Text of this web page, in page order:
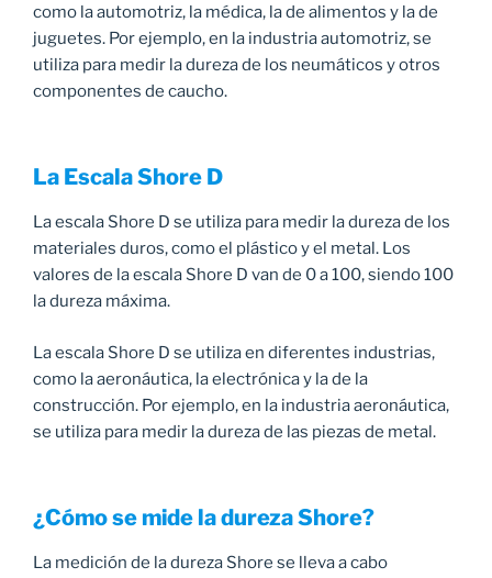
como la automotriz, la médica, la de alimentos y la de
juguetes. Por ejemplo, en la industria automotriz, se
utiliza para medir la dureza de los neumáticos y otros
componentes de caucho.
La Escala Shore D
La escala Shore D se utiliza para medir la dureza de los
materiales duros, como el plástico y el metal. Los
valores de la escala Shore D van de 0 a 100, siendo 100
la dureza máxima.
La escala Shore D se utiliza en diferentes industrias,
como la aeronáutica, la electrónica y la de la
construcción. Por ejemplo, en la industria aeronáutica,
se utiliza para medir la dureza de las piezas de metal.
¿Cómo se mide la dureza Shore?
La medición de la dureza Shore se lleva a cabo